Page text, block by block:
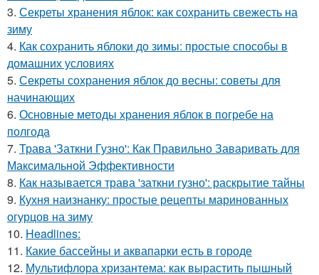
3. Секреты хранения яблок: как сохранить свежесть на
зиму
4. Как сохранить яблоки до зимы: простые способы в
домашних условиях
5. Секреты сохранения яблок до весны: советы для
начинающих
6. Основные методы хранения яблок в погребе на
полгода
7. Трава 'Заткни Гузно': Как Правильно Заваривать для
Максимальной Эффективности
8. Как называется трава 'заткни гузно': раскрытие тайны
9. Кухня наизнанку: простые рецепты маринованных
огурцов на зиму
10. Headlines:
11. Какие бассейны и аквапарки есть в городе
12. Мультифлора хризантема: как вырастить пышный